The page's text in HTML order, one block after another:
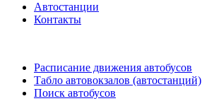
Автостанции
Контакты
Расписание движения автобусов
Табло автовокзалов (автостанций)
Поиск автобусов